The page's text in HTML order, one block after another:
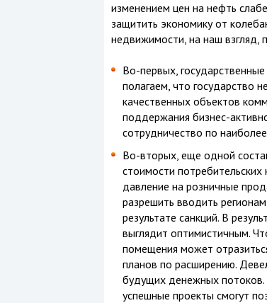
изменением цен на нефть
защитить экономику от
недвижимости, на наш взгляд,
Во-первых,
полагаем, что государство
качественных объектов
поддержания бизнес-
сотрудничество по
Во-вторых, еще одной
стоимости
давление на розничные
разрешить вводить
результате санкций. В
выглядит оптимистичным.
помещения может
планов по расширению.
будущих денежных потоков.
успешные проекты смогут